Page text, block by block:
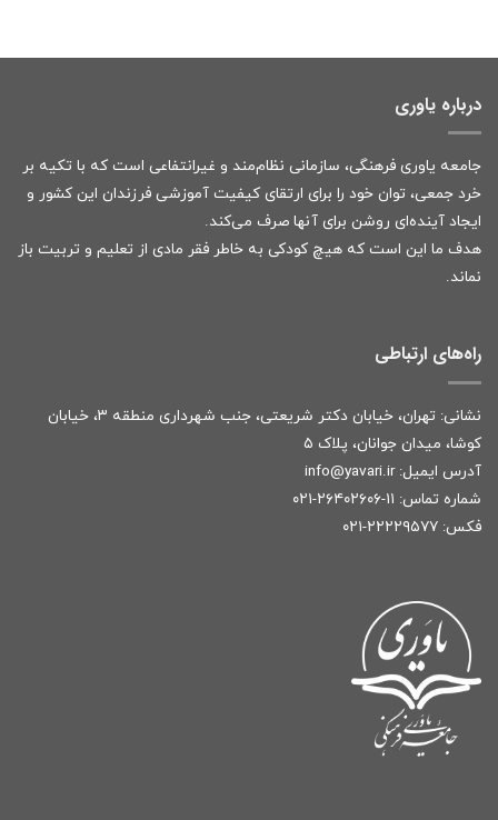
درباره یاوری
جامعه یاوری فرهنگی، سازمانی نظام‌مند و غیرانتفاعی است که با تکیه بر
خرد جمعی، توان خود را برای ارتقای کیفیت آموزشی فرزندان این کشور و
ایجاد آینده‌ای روشن برای آنها صرف می‌کند.
هدف ما این است که هیچ کودکی به خاطر فقر مادی از تعلیم و تربیت باز
نماند.
راه‌های ارتباطی
نشانی: تهران، خیابان دکتر شریعتی، جنب شهرداری منطقه ۳، خیابان
کوشا، میدان جوانان، پلاک ۵
آدرس ایمیل: info@yavari.ir
شماره تماس: ۱۱-۲۶۴۰۲۶۰۶-۰۲۱
فکس: ۲۲۲۲۹۵۷۷-۰۲۱